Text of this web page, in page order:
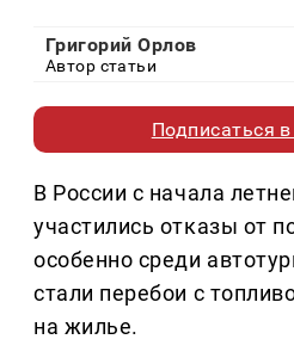
Григорий Орлов
Автор статьи
Подписаться
В России с начала
участились отказы от
особенно среди
стали перебои с
на жилье.